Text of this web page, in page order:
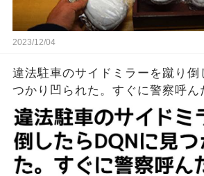
2023/12/04
違法駐車のサイドミラーを蹴り倒
つかり凹られた。すぐに警察呼ん
悪い」→なので、俺『検察に訴え
名を提示しろ』と詰めたら…